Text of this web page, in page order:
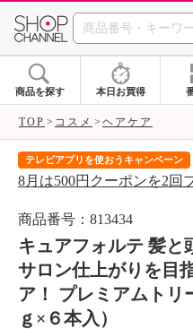
商品を探す 本日お買得
TOP コスメ ヘアケア
テレビアプリを使おうキャンペーン
8月は500円クーポンを2回
商品番号：813434
キュアフォルテ 髪と
サロン仕上がりを目
ア！ プレミアムトリ
ｇ×６本入）